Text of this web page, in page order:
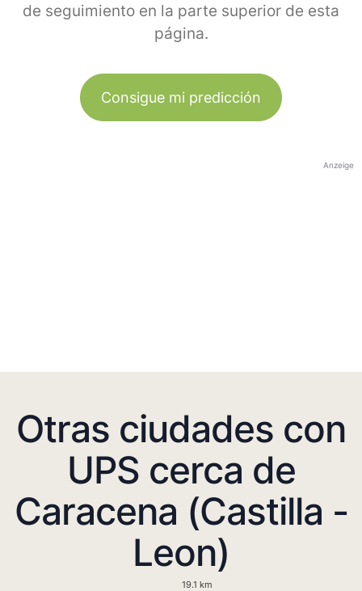
de seguimiento en la parte superior de esta
página.
Consigue mi predicción
Anzeige
Otras ciudades con
UPS cerca de
Caracena (Castilla -
Leon)
19.1 km